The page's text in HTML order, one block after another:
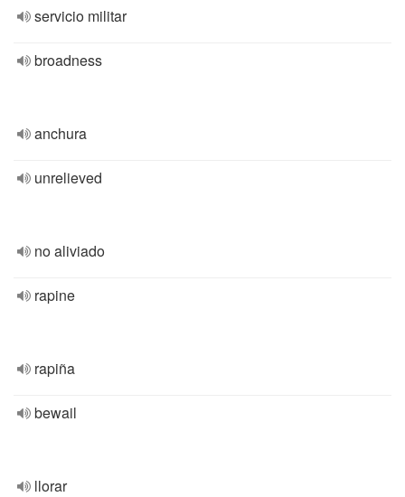
servicio militar
broadness
anchura
unrelieved
no aliviado
rapine
rapiña
bewail
llorar